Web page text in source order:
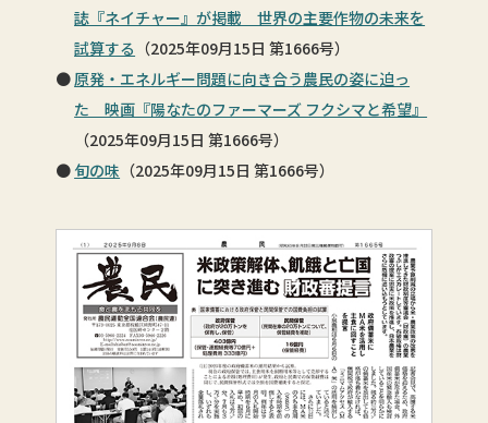
誌『ネイチャー』が掲載 世界の主要作物の未来を
試算する （2025年09月15日 第1666号）
原発・エネルギー問題に向き合う農民の姿に迫っ
た 映画『陽なたのファーマーズ フクシマと希望』
（2025年09月15日 第1666号）
旬の味 （2025年09月15日 第1666号）